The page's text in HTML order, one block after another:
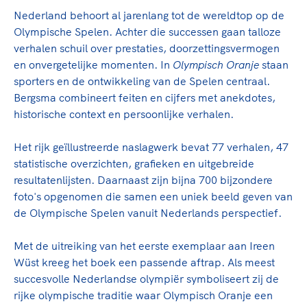
Groot en het Nederlands Elftal. Of met trots te
genieten van de karatewedstrijd van je dochter,
de halve marathon van je moeder of de
hockeywedstrijd van je buurjongen.
Lees verder
Samen voor een veilige
sportomgeving
Voor welk gedrag staat de club? Wat mag wel
langs de lijn, in de kleedkamer, kantine en online?
En wat mag vooral niet? Een gedragscode geeft
hier richting aan en is dus een belangrijk
ongewenst gedrag.
Lees verder
ontwikkelprogramma voor de volgende functies
binnen TeamNL programma's: experts, coaches,
bestuurders, (technisch) directeuren, managers en
toekomstig kader.
Lees verder
Nederland behoort al jarenlang tot de wereldtop op de
Olympische Spelen. Achter die successen gaan talloze
verhalen schuil over prestaties, doorzettingsvermogen
en onvergetelijke momenten. In Olympisch Oranje staan
sporters en de ontwikkeling van de Spelen centraal.
Bergsma combineert feiten en cijfers met anekdotes,
historische context en persoonlijke verhalen.
Het rijk geïllustreerde naslagwerk bevat 77 verhalen, 47
statistische overzichten, grafieken en uitgebreide
resultatenlijsten. Daarnaast zijn bijna 700 bijzondere
foto's opgenomen die samen een uniek beeld geven van
de Olympische Spelen vanuit Nederlands perspectief.
Met de uitreiking van het eerste exemplaar aan Ireen
Wüst kreeg het boek een passende aftrap. Als meest
succesvolle Nederlandse olympiër symboliseert zij de
rijke olympische traditie waar Olympisch Oranje een